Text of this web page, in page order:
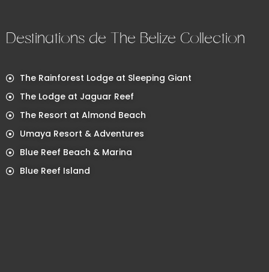
Destinations de The Belize Collection
The Rainforest Lodge at Sleeping Giant
The Lodge at Jaguar Reef
The Resort at Almond Beach
Umaya Resort & Adventures
Blue Reef Beach & Marina
Blue Reef Island